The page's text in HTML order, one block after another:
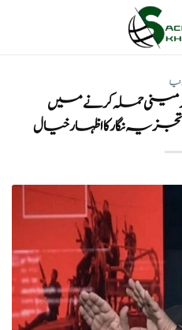
حملہ کرنے میں
نگار کا اظہارخیال